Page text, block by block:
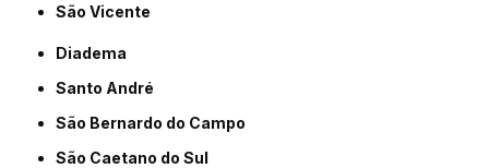
São Vicente
Diadema
Santo André
São Bernardo do Campo
São Caetano do Sul